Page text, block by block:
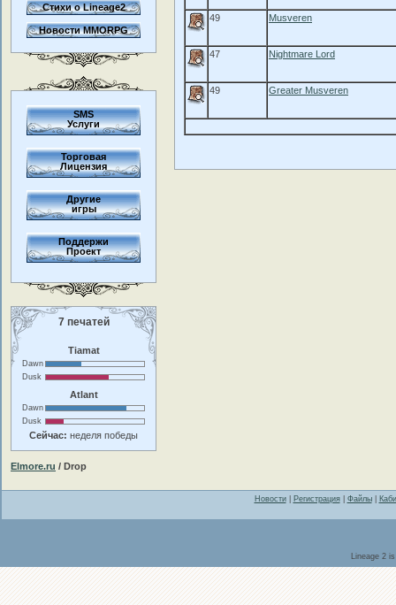
Стихи о Lineage2
Новости MMORPG
SMS
Услуги
Торговая
Лицензия
Другие
игры
Поддержи
Проект
7 печатей
Tiamat
Dawn
Dusk
Atlant
Dawn
Dusk
Сейчас: неделя победы
49 Musveren
47 Nightmare Lord
49 Greater Musveren
Elmore.ru / Drop
Новости| Регистрация| Файлы|
Lineage 2